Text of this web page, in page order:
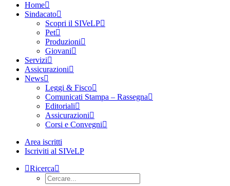
Home
Sindacato
Scopri il SIVeLP
Pet
Produzioni
Giovani
Servizi
Assicurazioni
News
Leggi & Fisco
Comunicati Stampa – Rassegna
Editoriali
Assicurazioni
Corsi e Convegni
Area iscritti
Iscriviti al SIVeLP
Ricerca